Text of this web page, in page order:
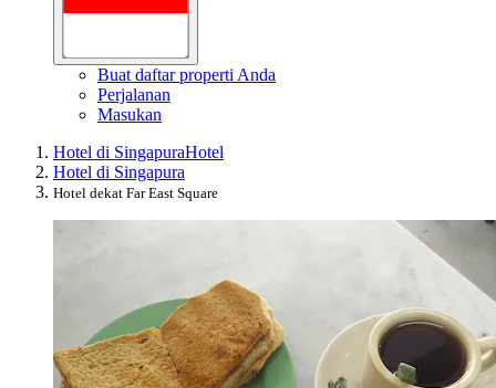
Buat daftar properti Anda
Perjalanan
Masukan
Hotel di SingapuraHotel
Hotel di Singapura
Hotel dekat Far East Square